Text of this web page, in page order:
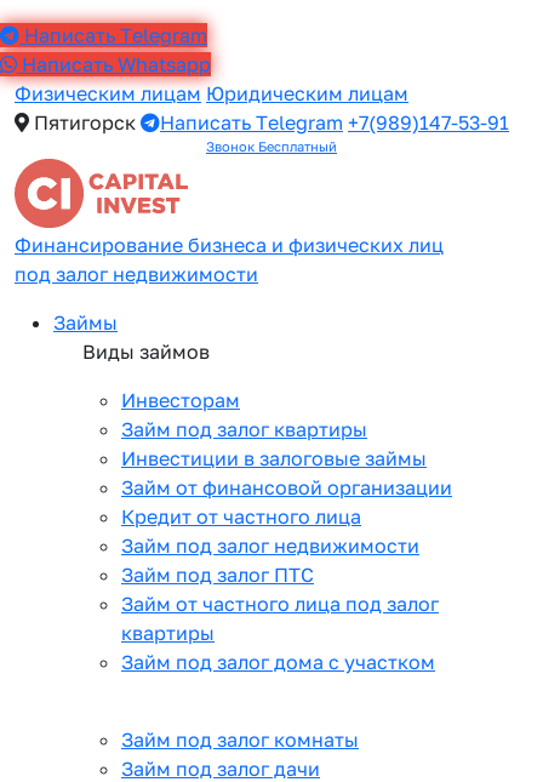
Написать Telegram
Написать Whatsapp
Физическим лицам Юридическим лицам
Пятигорск
Написать Telegram +7(989)147-53-91
Звонок Бесплатный
Финансирование бизнеса и физических лиц
под залог недвижимости
Займы
Виды займов
Инвесторам
Займ под залог квартиры
Инвестиции в залоговые займы
Займ от финансовой организации
Кредит от частного лица
Займ под залог недвижимости
Займ под залог ПТС
Займ от частного лица под залог
квартиры
Займ под залог дома с участком
Займ под залог комнаты
Займ под залог дачи